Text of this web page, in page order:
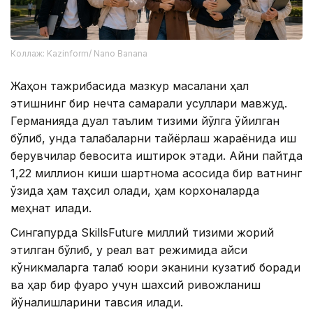
Коллаж: Kazinform/ Nano Banana
Жаҳон тажрибасида мазкур масалани ҳал
этишнинг бир нечта самарали усуллари мавжуд.
Германияда дуал таълим тизими йўлга қўйилган
бўлиб, унда талабаларни тайёрлаш жараёнида иш
берувчилар бевосита иштирок этади. Айни пайтда
1,22 миллион киши шартнома асосида бир вақтнинг
ўзида ҳам таҳсил олади, ҳам корхоналарда
меҳнат қилади.
Сингапурда SkillsFuture миллий тизими жорий
этилган бўлиб, у реал вақт режимида қайси
кўникмаларга талаб юқори эканини кузатиб боради
ва ҳар бир фуқаро учун шахсий ривожланиш
йўналишларини тавсия қилади.